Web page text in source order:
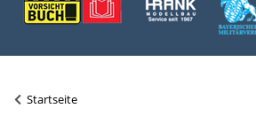
Startseite